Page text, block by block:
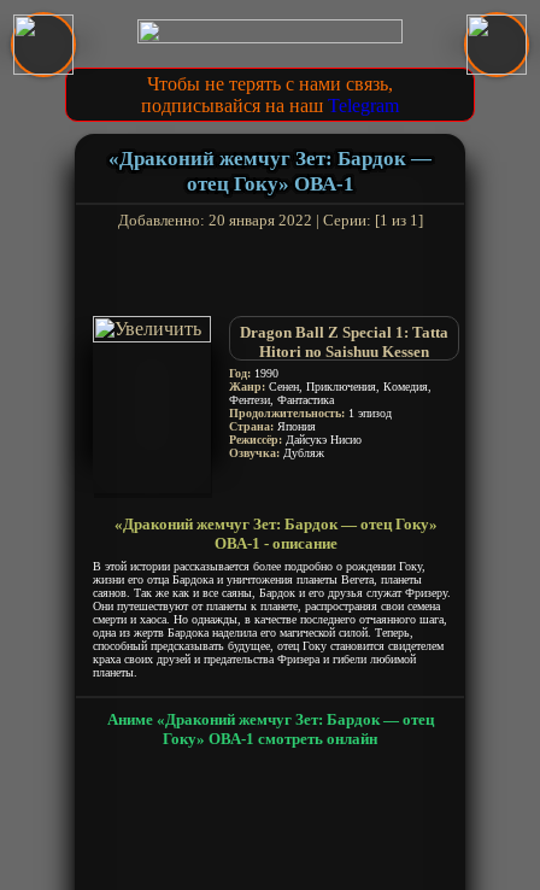
Чтобы не терять с нами связь,
подписывайся на наш Telegram
«Драконий жемчуг Зет: Бардок —
отец Гоку» ОВА-1
Добавленно: 20 января 2022 | Серии: [1 из 1]
Dragon Ball Z Special 1: Tatta
Hitori no Saishuu Kessen
Год: 1990
Жанр: Сенен, Приключения, Комедия,
Фентези, Фантастика
Продолжительность: 1 эпизод
Страна: Япония
Режиссёр: Дайсукэ Нисио
Озвучка: Дубляж
«Драконий жемчуг Зет: Бардок — отец Гоку»
ОВА-1 - описание
В этой истории рассказывается более подробно о рождении Гоку,
жизни его отца Бардока и уничтожения планеты Вегета, планеты
саянов. Так же как и все саяны, Бардок и его друзья служат Фризеру.
Они путешествуют от планеты к планете, распространяя свои семена
смерти и хаоса. Но однажды, в качестве последнего отчаянного шага,
одна из жертв Бардока наделила его магической силой. Теперь,
способный предсказывать будущее, отец Гоку становится свидетелем
краха своих друзей и предательства Фризера и гибели любимой
планеты.
Аниме «Драконий жемчуг Зет: Бардок — отец
Гоку» ОВА-1 смотреть онлайн